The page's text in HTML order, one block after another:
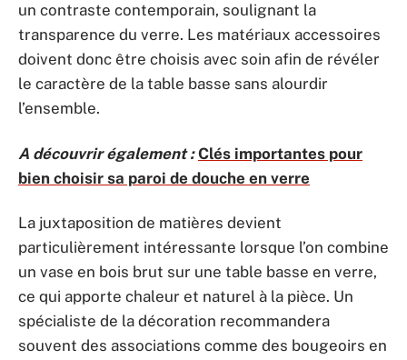
un contraste contemporain, soulignant la
transparence du verre. Les matériaux accessoires
doivent donc être choisis avec soin afin de révéler
le caractère de la table basse sans alourdir
l’ensemble.
A découvrir également : Clés importantes pour
bien choisir sa paroi de douche en verre
La juxtaposition de matières devient
particulièrement intéressante lorsque l’on combine
un vase en bois brut sur une table basse en verre,
ce qui apporte chaleur et naturel à la pièce. Un
spécialiste de la décoration recommandera
souvent des associations comme des bougeoirs en